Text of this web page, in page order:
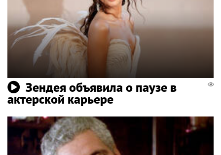
Зендея объявила о паузе в
актерской карьере